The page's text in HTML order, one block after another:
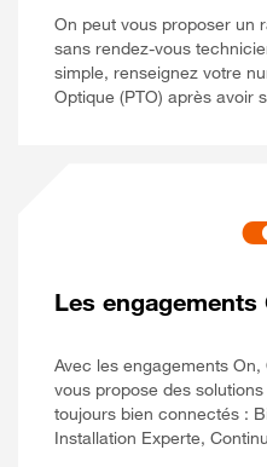
On peut vous proposer un
sans rendez-vous
simple, renseignez votre
Optique (PTO) après avoir
Les engagements
Avec les engagements
vous propose des
toujours bien connectés :
Installation Experte,